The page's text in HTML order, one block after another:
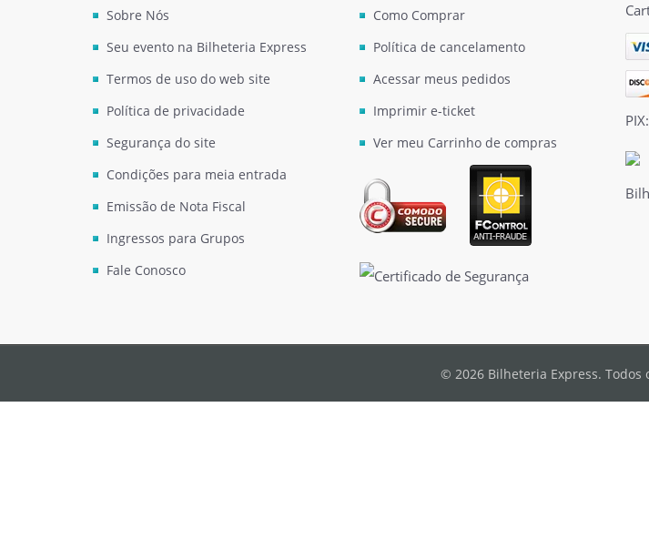
Sobre Nós
Seu evento na Bilheteria Express
Termos de uso do web site
Política de privacidade
Segurança do site
Condições para meia entrada
Emissão de Nota Fiscal
Ingressos para Grupos
Fale Conosco
Como Comprar
Política de cancelamento
Acessar meus pedidos
Imprimir e-ticket
Ver meu Carrinho de compras
PIX:
© 2026 Bilheteria Express. Todos